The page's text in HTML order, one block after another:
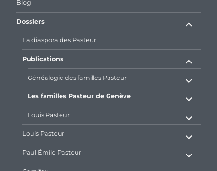
Blog
Dossiers
ouvrir
sous-
La diaspora des Pasteur
Publications
ouvrir
sous-
menu
Généalogie des familles Pasteur
ouvrir
sous-
menu
Les familles Pasteur de Genève
sous-
menu
Louis Pasteur
sous-
menu
Louis Pasteur
ouvrir
sous-
menu
Paul Émile Pasteur
sous-
menu